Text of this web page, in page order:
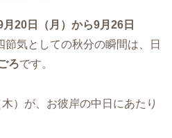
月20日（月）から9月26日
節気としての秋分の瞬間は、日
ろです。
）が、お彼岸の中日にあたり